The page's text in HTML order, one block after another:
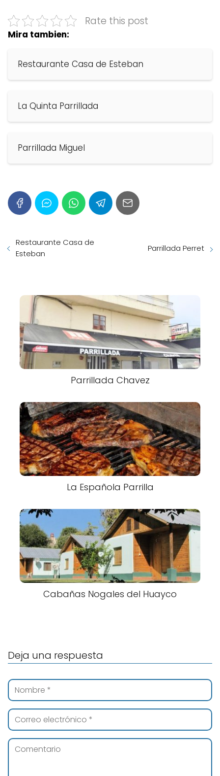
Rate this post
Mira tambien:
Restaurante Casa de Esteban
La Quinta Parrillada
Parrillada Miguel
Restaurante Casa de
Esteban
Parrillada Perret
Parrillada Chavez
La Española Parrilla
Cabañas Nogales del Huayco
Deja una respuesta